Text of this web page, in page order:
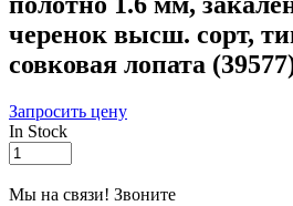
черенок высш. сорт,
совковая лопата
Запросить цену
In Stock
ЗУБР
Мастер,
346
Мы на связи! Звоните